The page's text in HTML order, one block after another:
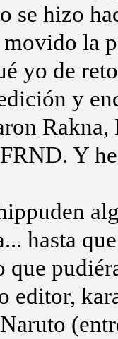
se hizo
la
yo de
y
Y
hasta
que
editor,